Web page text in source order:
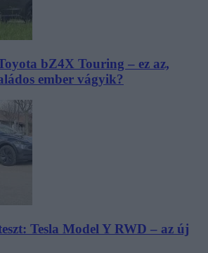
bZ4X Touring – ez az,
ember vágyik?
Tesla Model Y RWD – az új